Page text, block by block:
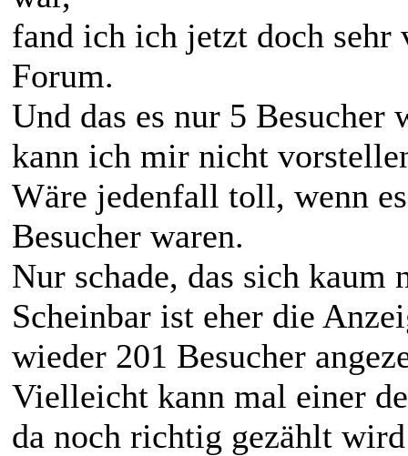
fand ich ich jetzt doch
Forum.
Und das es nur 5 Besucher
kann ich mir nicht
Wäre jedenfall toll, wenn
Besucher waren.
Nur schade, das sich
Scheinbar ist eher die
wieder 201 Besucher
Vielleicht kann mal einer
da noch richtig gezählt